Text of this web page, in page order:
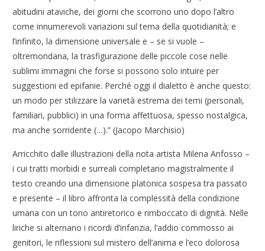
abitudini ataviche, dei giorni che scorrono uno dopo l’altro
come innumerevoli variazioni sul tema della quotidianità; e
l’infinito, la dimensione universale e – se si vuole –
oltremondana, la trasfigurazione delle piccole cose nelle
sublimi immagini che forse si possono solo intuire per
suggestioni ed epifanie. Perché oggi il dialetto è anche questo:
un modo per stilizzare la varietà estrema dei temi (personali,
familiari, pubblici) in una forma affettuosa, spesso nostalgica,
ma anche sorridente (…).” (Jacopo Marchisio)
Arricchito dalle illustrazioni della nota artista Milena Anfosso –
i cui tratti morbidi e surreali completano magistralmente il
testo creando una dimensione platonica sospesa tra passato
e presente – il libro affronta la complessità della condizione
umana con un tono antiretorico e rimboccato di dignità. Nelle
liriche si alternano i ricordi d’infanzia, l’addio commosso ai
genitori, le riflessioni sul mistero dell’anima e l’eco dolorosa